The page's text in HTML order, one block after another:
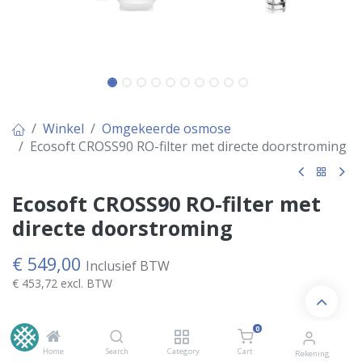
Home Search Category
0
Cart Rekening
Winkel
Omgekeerde osmose
Ecosoft CROSS90 RO-filter met directe doorstroming
Ecosoft CROSS90 RO-filter met
directe doorstroming
€ 549,00 Inclusief BTW
€ 453,72 excl. BTW
Levertijd 1-5 werkdagen afhankelijk van
beschikbaarheid